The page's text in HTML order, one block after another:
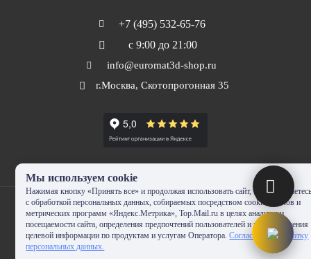
+7 (495) 532-65-76
с 9:00 до 21:00
info@euromat3d-shop.ru
г.Москва, Скотопрогонная 35
© 2010-2024 - EUROMAT|3D-SHOP.RU. Все права защищены. Копирование
Мы используем cookie
Нажимая кнопку «Принять все» и продолжая использовать сайт, Вы
с обработкой персональных данных, собираемых посредством cookie-файлов и
метрических программ «Яндекс.Метрика», Top.Mail.ru в целях аналитики
посещаемости сайта, определения предпочтений пользователей и предоставления
целевой информации по продуктам и услугам Оператора.Согласие на обработку
персональных данных.